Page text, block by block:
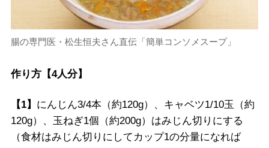
腸の専門医・松生恒夫さん直伝「簡単コンソメスープ」
作り方【4人分】
【1】 にんじん3/4本（約120g）、キャベツ1/10玉（約
120g）、玉ねぎ1個（約200g）はみじん切りにする
（食材はみじん切りにしてカップ1の分量になれば